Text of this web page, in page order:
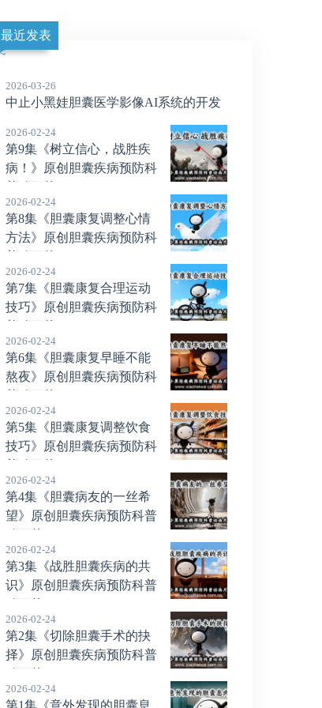
最近发表
2026-03-26
中止小黑娃胆囊医学影像AI系统的开发
2026-02-24
第9集《树立信心，战胜疾
病！》原创胆囊疾病预防科
2026-02-24
第8集《胆囊康复调整心情
方法》原创胆囊疾病预防科
2026-02-24
第7集《胆囊康复合理运动
技巧》原创胆囊疾病预防科
2026-02-24
第6集《胆囊康复早睡不能
熬夜》原创胆囊疾病预防科
2026-02-24
第5集《胆囊康复调整饮食
技巧》原创胆囊疾病预防科
2026-02-24
第4集《胆囊病友的一丝希
望》原创胆囊疾病预防科普
2026-02-24
第3集《战胜胆囊疾病的共
识》原创胆囊疾病预防科普
2026-02-24
第2集《切除胆囊手术的抉
择》原创胆囊疾病预防科普
2026-02-24